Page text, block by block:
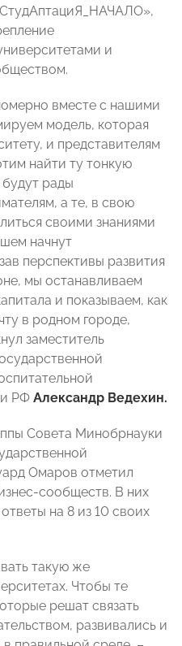
и
вместе с нашими
модель, которая
и представителям
найти ту тонкую
будут рады
а те, в свою
своими знаниями
начнут
перспективы развития
мы останавливаем
и показываем, как
в родном городе,
заместитель
РФ Александр Ведехин.
Совета Минобрнауки
Омаров отметил
сообществ. В них
на 8 из 10 своих
такую же
Чтобы те
решат связать
развивались и